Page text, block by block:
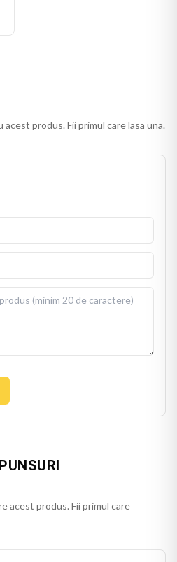
produs. Fii primul care lasa una.
acest produs. Fii primul care